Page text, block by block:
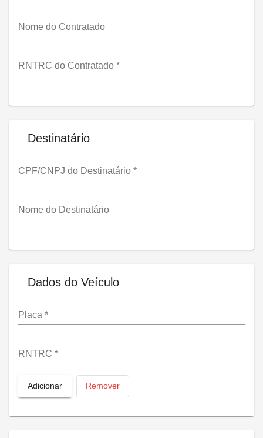
Nome do Contratado
RNTRC do Contratado *
Destinatário
CPF/CNPJ do Destinatário *
Nome do Destinatário
Dados do Veículo
Placa *
RNTRC *
Adicionar Remover